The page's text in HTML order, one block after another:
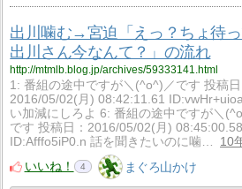
出川噛む→宮迫「えっ？ちょ待っ
出川さん今なんて？」の流れ
http://mtmlb.blog.jp/archives/59333141.html
1: 番組の途中ですが＼(^o^)／です 投稿日
2016/05/02(月) 08:42:11.61
い加減にしろよ 6: 番組の途中ですが＼
です 投稿日：2016/05/02(月) 08:45:00.58
ID:Afffo5iP0.n 話を聞きたいのに噛…
10
いいね！
4 まぐろ山かけ